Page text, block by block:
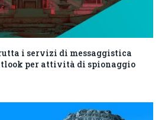
i servizi di messaggistica
per attività di spionaggio